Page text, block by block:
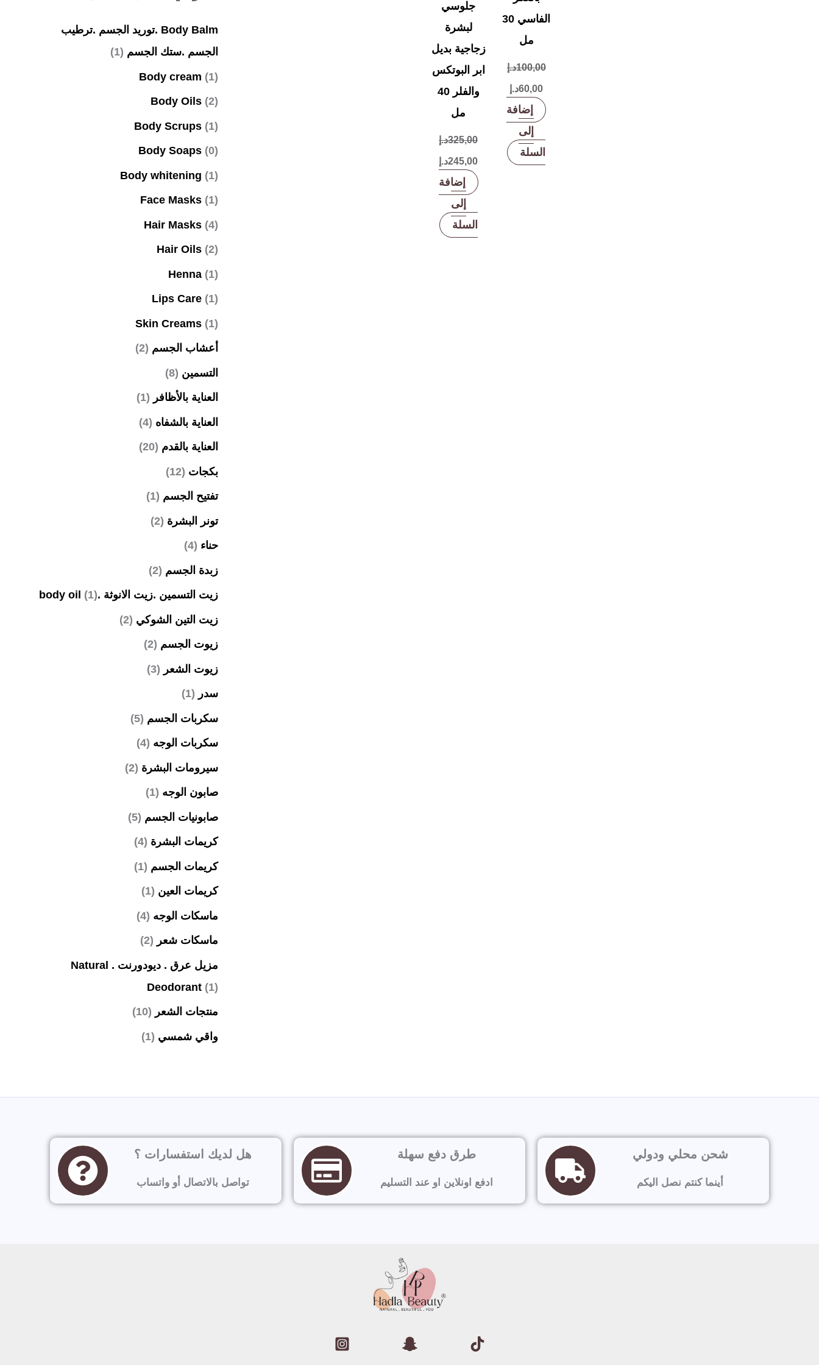
الفاسي 30
مل
100,00د.إ
60,00د.إ
إضافة
إلى
السلة
جلوسي
لبشرة
زجاجية بديل
ابر البوتكس
والفلر 40
مل
325,00د.إ
245,00د.إ
إضافة
إلى
السلة
Body Balm .توريد الجسم .ترطيب
الجسم .ستك الجسم (1)
Body cream (1)
Body Oils (2)
Body Scrups (1)
Body Soaps (0)
Body whitening (1)
Face Masks (1)
Hair Masks (4)
Hair Oils (2)
Henna (1)
Lips Care (1)
Skin Creams (1)
أعشاب الجسم (2)
التسمين (8)
العناية بالأظافر (1)
العناية بالشفاه (4)
العناية بالقدم (20)
بكجات (12)
تفتيح الجسم (1)
تونر البشرة (2)
حناء (4)
زبدة الجسم (2)
زيت التسمين .زيت الانوثة .body oil(1)
زيت التين الشوكي (2)
زيوت الجسم (2)
زيوت الشعر (3)
سدر (1)
سكربات الجسم (5)
سكربات الوجه (4)
سيرومات البشرة (2)
صابون الوجه (1)
صابونيات الجسم (5)
كريمات البشرة (4)
كريمات الجسم (1)
كريمات العين (1)
ماسكات الوجه (4)
ماسكات شعر (2)
مزيل عرق . ديودورنت . Natural
Deodorant (1)
منتجات الشعر (10)
واقي شمسي (1)
شحن محلي ودولي
أينما كنتم نصل اليكم
طرق دفع سهلة
ادفع اونلاين او عند التسليم
هل لديك استفسارات ؟
تواصل بالاتصال أو واتساب